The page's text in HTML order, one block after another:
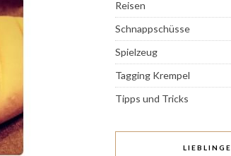
Reisen
Schnappschüsse
Spielzeug
Tagging Krempel
Tipps und Tricks
LIEBLINGE